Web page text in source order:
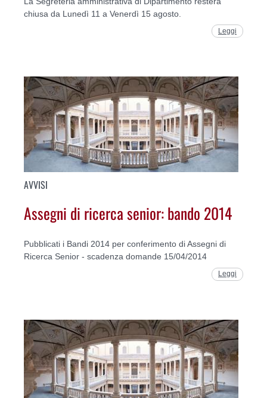
chiusa da Lunedì 11 a Venerdì 15 agosto.
Leggi
AVVISI
Assegni di ricerca senior: bando 2014
Pubblicati i Bandi 2014 per conferimento di Assegni di
Ricerca Senior - scadenza domande 15/04/2014
Leggi